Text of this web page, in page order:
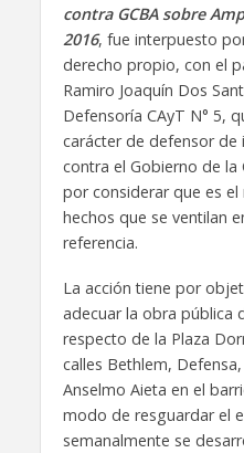
contra GCBA sobre
2016, fue interpuesto
derecho propio, con el
Ramiro Joaquín Dos
Defensoría CAyT N° 5,
carácter de defensor de
contra el Gobierno de la
por considerar que es
hechos que se ventilan
referencia.
La acción tiene por
adecuar la obra pública
respecto de la Plaza
calles Bethlem,
Anselmo Aieta en el
modo de resguardar el
semanalmente se